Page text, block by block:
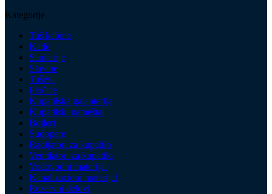
Kategorije
Tuš kabine
Kade
Sanitarije
Slavine
Tuševi
Pločice
Kupatilska galanterija
Kupatilski nameštaj
Bojleri
Sudopere
Radijatori za kupatilo
Ventilatori za kupatilo
Vodovodni materijal
Kanalizacioni materijal
Rezervni delovi